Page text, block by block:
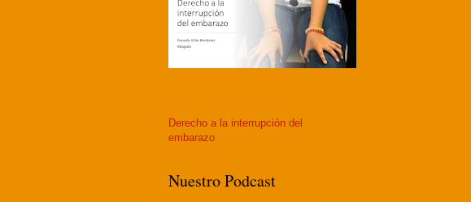
Derecho a la interrupción del
embarazo
Nuestro Podcast